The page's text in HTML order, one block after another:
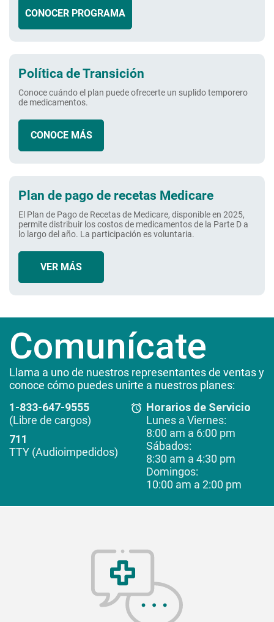
CONOCER PROGRAMA
Política de Transición
Conoce cuándo el plan puede ofrecerte un suplido temporero
de medicamentos.
CONOCE MÁS
Plan de pago de recetas Medicare
El Plan de Pago de Recetas de Medicare, disponible en 2025,
permite distribuir los costos de medicamentos de la Parte D a
lo largo del año. La participación es voluntaria.
VER MÁS
Comunícate
Llama a uno de nuestros representantes de ventas y
conoce cómo puedes unirte a nuestros planes:
1-833-647-9555
(Libre de cargos)
711
TTY (Audioimpedidos)
Horarios de Servicio
Lunes a Viernes:
8:00 am a 6:00 pm
Sábados:
8:30 am a 4:30 pm
Domingos:
10:00 am a 2:00 pm